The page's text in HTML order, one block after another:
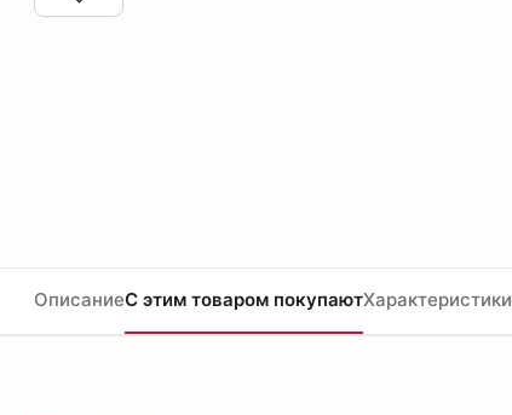
ОписаниеС этим товаром покупаютХарактеристики